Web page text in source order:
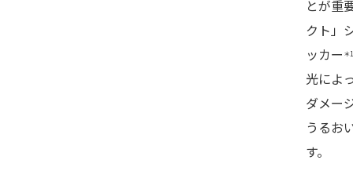
とが重
クト」
ッカー ＊1
光によ
ダメー
うるお
す。